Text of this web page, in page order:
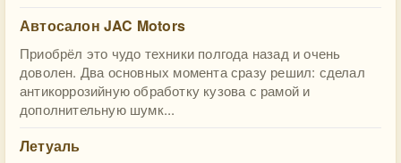
Автосалон JAC Motors
Приобрёл это чудо техники полгода назад и очень
доволен. Два основных момента сразу решил: сделал
антикоррозийную обработку кузова с рамой и
дополнительную шумк...
Летуаль